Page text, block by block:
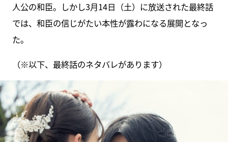
人公の和臣。しかし3月14日（土）に放送された最終話
では、和臣の信じがたい本性が露わになる展開となっ
た。
（※以下、最終話のネタバレがあります）